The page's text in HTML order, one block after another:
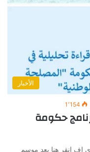
الأخبار
1٬154
حكومة
إف انقر هنا بعد موسم